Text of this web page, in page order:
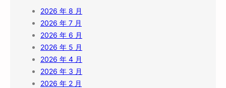
2026 年 8 月
2026 年 7 月
2026 年 6 月
2026 年 5 月
2026 年 4 月
2026 年 3 月
2026 年 2 月